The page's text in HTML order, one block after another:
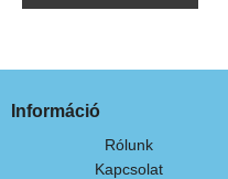
Információ
Rólunk
Kapcsolat